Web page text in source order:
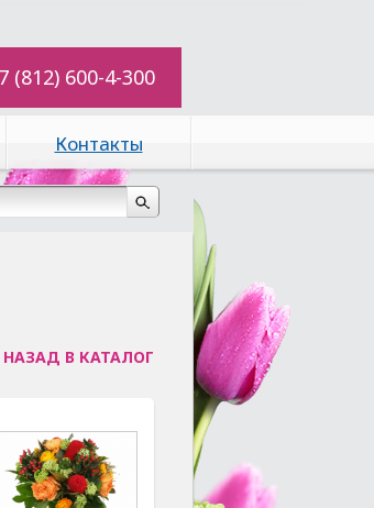
(812) 600-4-300
Контакты
НАЗАД В КАТАЛОГ